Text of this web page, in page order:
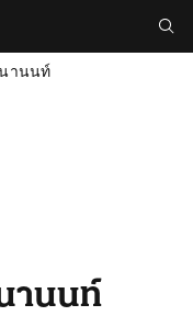
านนท์
านนท์